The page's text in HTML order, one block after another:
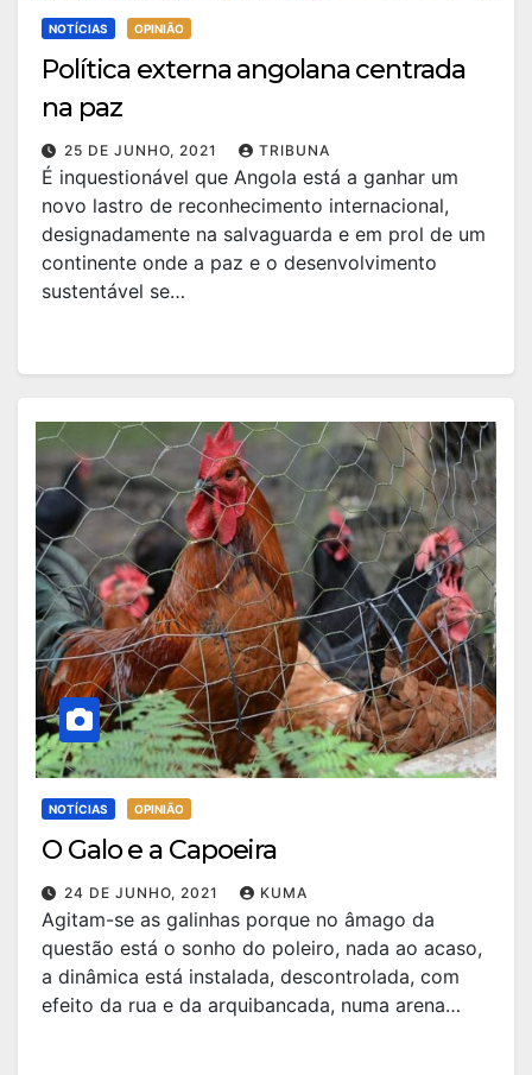
NOTÍCIAS OPINIÃO
Política externa angolana centrada
na paz
25 DE JUNHO, 2021 TRIBUNA
É inquestionável que Angola está a ganhar um
novo lastro de reconhecimento internacional,
designadamente na salvaguarda e em prol de um
continente onde a paz e o desenvolvimento
sustentável se…
NOTÍCIAS OPINIÃO
O Galo e a Capoeira
24 DE JUNHO, 2021 KUMA
Agitam-se as galinhas porque no âmago da
questão está o sonho do poleiro, nada ao acaso,
a dinâmica está instalada, descontrolada, com
efeito da rua e da arquibancada, numa arena…